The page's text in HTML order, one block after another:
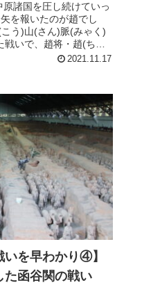
諸国を圧し続けていっ
を報いたのが趙でし
う)山(さん)脈(みゃく)
いで、趙将・趙(ちょ
2021.11.17
いを早わかり④】
た函谷関の戦い